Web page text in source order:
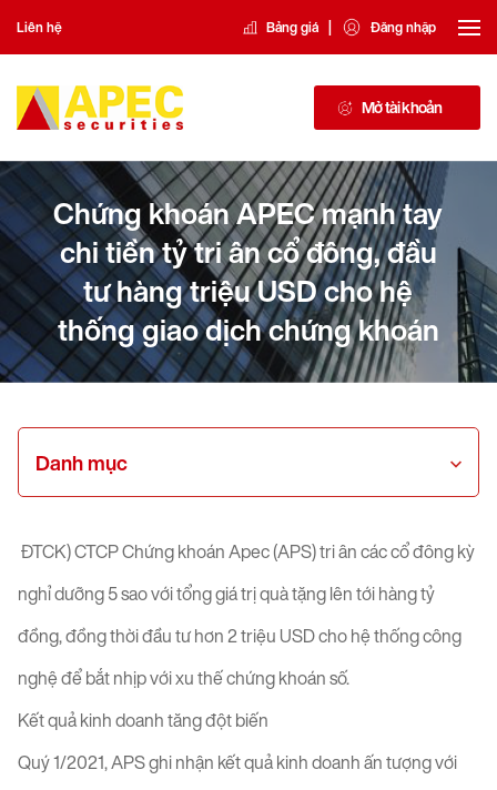
Liên hệ Bảng giá | Đăng nhập
Mở tài khoản
Chứng khoán APEC mạnh tay
chi tiền tỷ tri ân cổ đông, đầu
tư hàng triệu USD cho hệ
thống giao dịch chứng khoán
Danh mục
ĐTCK) CTCP Chứng khoán Apec (APS) tri ân các cổ đông kỳ
nghỉ dưỡng 5 sao với tổng giá trị quà tặng lên tới hàng tỷ
đồng, đồng thời đầu tư hơn 2 triệu USD cho hệ thống công
nghệ để bắt nhịp với xu thế chứng khoán số.
Kết quả kinh doanh tăng đột biến
Quý 1/2021, APS ghi nhận kết quả kinh doanh ấn tượng với